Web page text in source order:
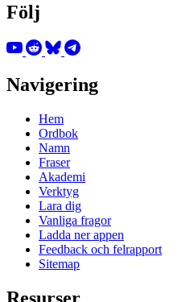
Följ
Navigering
Hem
Ordbok
Namn
Fraser
Akademi
Verktyg
Lara dig
Vanliga fragor
Ladda ner appen
Feedback och felrapport
Sitemap